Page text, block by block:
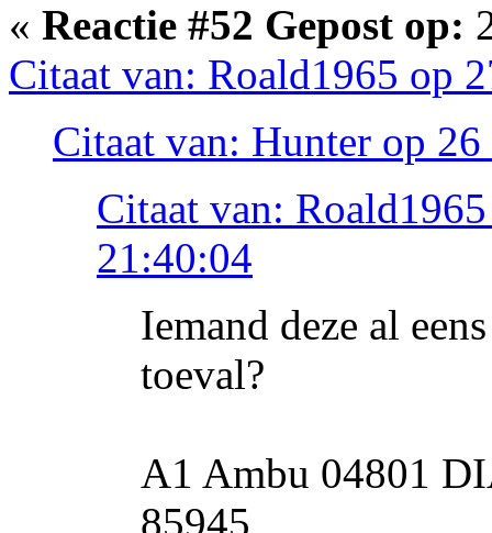
« Reactie #52 Gepost op:
Citaat van: Roald1965 op
Citaat van: Hunter op
Citaat van:
21:40:04
Iemand deze al
toeval?
A1 Ambu 04801
85945